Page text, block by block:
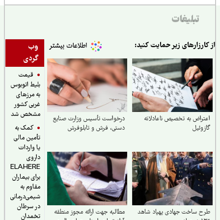
تبلیغات
وب
گردی
قیمت
بلیط اتوبوس
به مرزهای
غربی کشور
مشخص شد
کمک به
تأمین مالی
یا واردات
داروی
ELAHERE
برای بیماران
مقاوم به
شیمی‌درمانی
در سرطان
تخمدان
زیر حمایت کنید:
به تخصیص ناعادلانه
درخواست تأسیس وزارت صنایع
دستی، فرش و تابلوفرش
ساخت جهادی پهپاد شاهد
مطالبه جهت ارائه مجوز منطقه